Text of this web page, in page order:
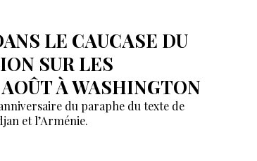
LE CAUCASE DU
SUR LES
À WASHINGTON
du paraphe du texte de
et l’Arménie.